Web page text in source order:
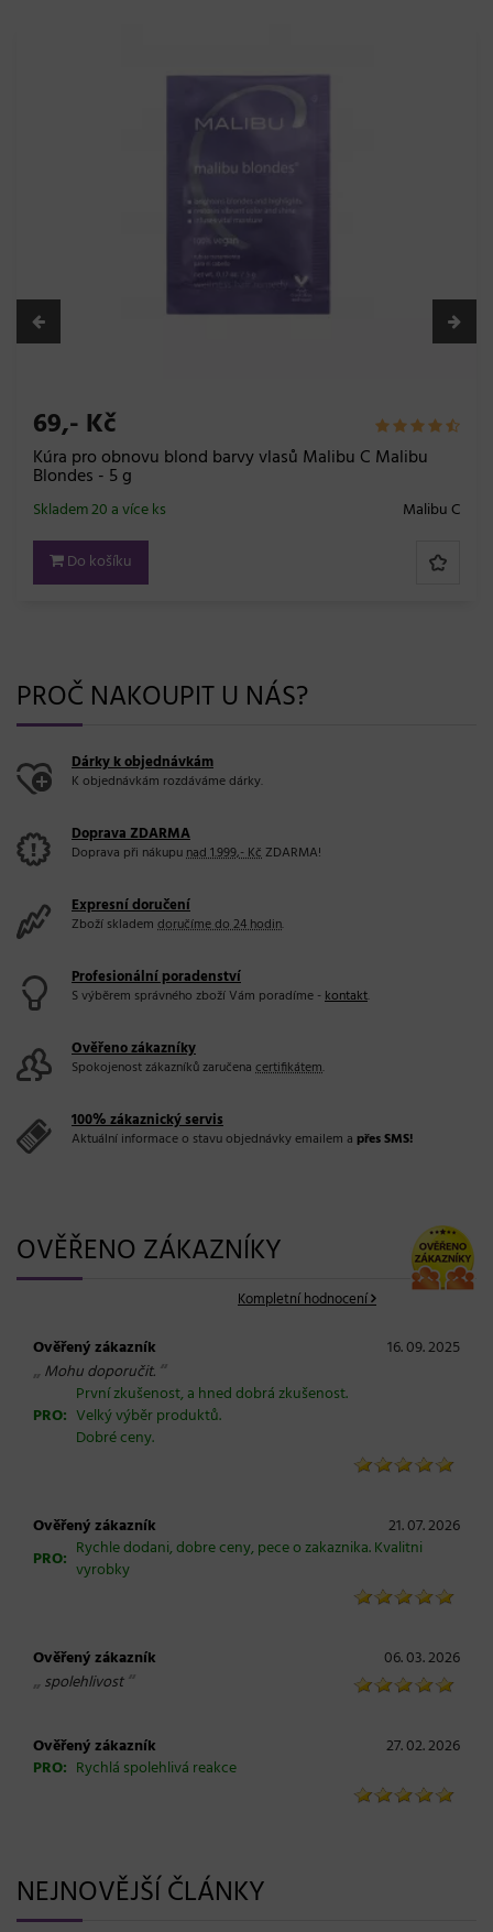
139,- Kč
Barva na vlasy Subrina Professional Permanent Colour
100 ml - 7/36 středně blond - písková
Subrina Professional
Skladem 20 a více ks
Do košíku
PROČ NAKOUPIT U NÁS?
Dárky k objednávkám
K objednávkám rozdáváme dárky.
Doprava ZDARMA
Doprava při nákupunad 1.999,- KčZDARMA!
Expresní doručení
Zboží skladem doručíme do 24 hodin.
Profesionální poradenství
S výběrem správného zboží Vám poradíme -kontakt.
Ověřeno zákazníky
Spokojenost zákazníků zaručena certifikátem.
100% zákaznický servis
Aktuální informace o stavu objednávky emailem a přes SMS!
OVĚŘENO ZÁKAZNÍKY
Kompletní hodnocení
Ověřený zákazník 16. 09. 2025
„ Mohu doporučit. “
PRO:
První zkušenost, a hned dobrá zkušenost.
Velký výběr produktů.
Dobré ceny.
Ověřený zákazník
21. 07. 2026
PRO: Rychle dodani, dobre ceny, pece o zakaznika. Kvalitni
vyrobky
Ověřený zákazník 06. 03. 2026
„ spolehlivost“
Ověřený zákazník
27. 02. 2026
PRO: Rychlá spolehlivá reakce
NEJNOVĚJŠÍ ČLÁNKY